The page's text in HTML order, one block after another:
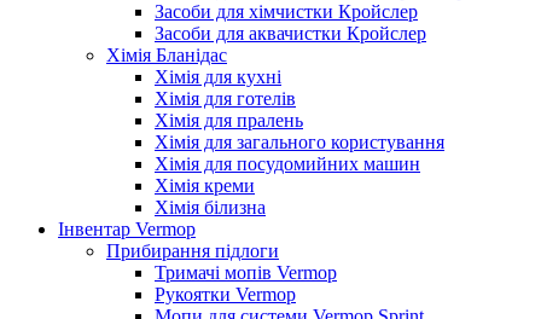
Засоби для хімчистки Кройслер
Засоби для аквачистки Кройслер
Хімія Бланідас
Хімія для кухні
Хімія для готелів
Хімія для пралень
Хімія для загального користування
Хімія для посудомийних машин
Хімія креми
Хімія білизна
Інвентар Vermop
Прибирання підлоги
Тримачі мопів Vermop
Рукоятки Vermop